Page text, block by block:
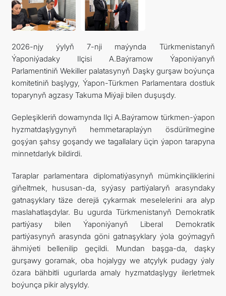
INFORMATION
2026-njy ýylyň 7-nji maýynda Türkmenistanyň
Ýaponiýadaky Ilçisi A.Baýramow Ýaponiýanyň
Parlamentiniň Wekiller palatasynyň Daşky gurşaw boýunça
komitetiniň başlygy, Ýapon-Türkmen Parlamentara dostluk
toparynyň agzasy Takuma Miýaji bilen duşuşdy.
Gepleşikleriň dowamynda Ilçi A.Baýramow türkmen-ýapon
hyzmatdaşlygynyň hemmetaraplaýyn ösdürilmegine
goşýan şahsy goşandy we tagallalary üçin ýapon tarapyna
minnetdarlyk bildirdi.
Taraplar parlamentara diplomatiýasynyň mümkinçiliklerini
giňeltmek, hususan-da, syýasy partiýalaryň arasyndaky
gatnaşyklary täze derejä çykarmak meselelerini ara alyp
maslahatlaşdylar. Bu ugurda Türkmenistanyň Demokratik
partiýasy bilen Ýaponiýanyň Liberal Demokratik
partiýasynyň arasynda göni gatnaşyklary ýola goýmagyň
ähmiýeti bellenilip geçildi. Mundan başga-da, daşky
gurşawy goramak, oba hojalygy we atçylyk pudagy ýaly
özara bähbitli ugurlarda amaly hyzmatdaşlygy ilerletmek
boýunça pikir alyşyldy.